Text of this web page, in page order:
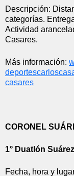
Descripción:
categorías.
Actividad
Casares.
Más información:
casares
CORONEL
1° Duatlón Suárez
Fecha, hora y